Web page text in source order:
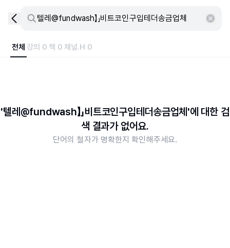
전체 강의 0 책 0 채널.H 0
'텔레@fundwash】」비트코인구입테더송금업체'에 대한 검
색 결과가 없어요.
단어의 철자가 명확한지 확인해주세요.